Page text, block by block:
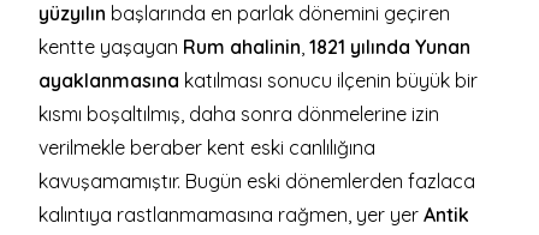
yüzyılın başlarında en parlak dönemini geçiren
kentte yaşayan Rum ahalinin,1821 yılında Yunan
ayaklanmasına katılması sonucu ilçenin büyük bir
kısmı boşaltılmış, daha sonra dönmelerine izin
verilmekle beraber kent eski canlılığına
kavuşamamıştır. Bugün eski dönemlerden fazlaca
kalıntıya rastlanmamasına rağmen, yer yerAntik